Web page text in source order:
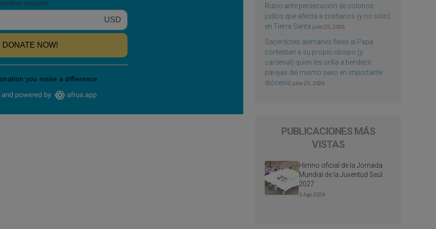
Rubio ante persecución de colonos
judíos que afecta a cristianos (y no sólo)
en Tierra Santa julio 25, 2026
Sacerdotes alemanes fieles al Papa
contestan a su propio obispo (y
cardenal) quien les orilla a bendecir
parejas del mismo sexo en importante
diócesis julio 25, 2026
PUBLICACIONES MÁS
VISTAS
Himno oficial de la Jornada
Mundial de la Juventud Seúl
2027
3 Ago 2026